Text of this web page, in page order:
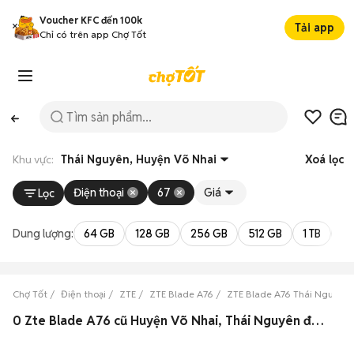
Voucher KFC đến 100k
Chỉ có trên app Chợ Tốt
Tải app
Khu vực: Thái Nguyên, Huyện Võ Nhai Xoá lọc
Lọc Điện thoại 67 Giá
Dung lượng: 64 GB 128 GB 256 GB 512 GB 1 TB
Chợ Tốt Điện thoại ZTE ZTE Blade A76 ZTE Blade A76 Thái Nguyên
0 Zte Blade A76 cũ Huyện Võ Nhai, Thái Nguyên đẹp